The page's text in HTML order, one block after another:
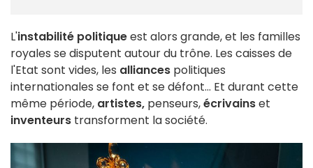
L'instabilité politiqueest alors grande, et les familles
royales se disputent autour du trône. Les caisses de
l'Etat sont vides, les alliances politiques
internationales se font et se défont... Et durant cette
même période, artistes, penseurs,écrivainset
inventeurs transforment la société.